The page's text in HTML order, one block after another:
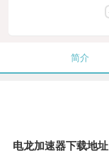
简介
电龙加速器下载地址